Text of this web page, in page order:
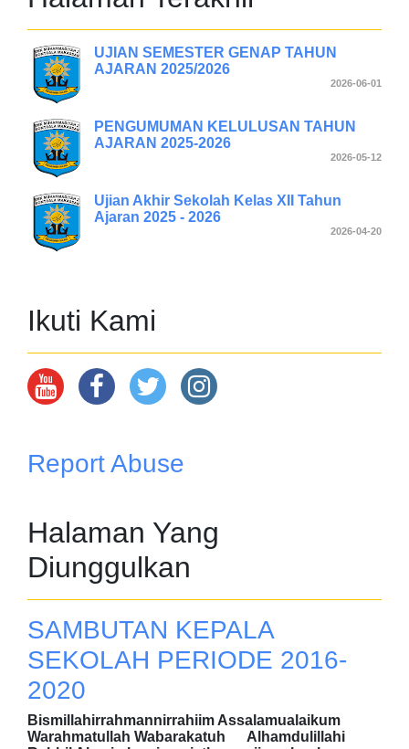
UJIAN SEMESTER GENAP TAHUN
AJARAN 2025/2026
2026-06-01
PENGUMUMAN KELULUSAN TAHUN
AJARAN 2025-2026
2026-05-12
Ujian Akhir Sekolah Kelas XII Tahun
Ajaran 2025 - 2026
2026-04-20
Ikuti Kami
Report Abuse
Halaman Yang
Diunggulkan
SAMBUTAN KEPALA
SEKOLAH PERIODE 2016-
2020
Bismillahirrahmannirrahiim Assalamualaikum
Warahmatullah Wabarakatuh Alhamdulillahi